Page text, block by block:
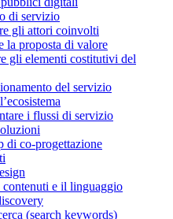
di servizio
gli attori coinvolti
la proposta di valore
gli elementi costitutivi del
del servizio
i flussi di servizio
di co-progettazione
contenuti e il linguaggio
(search keywords)